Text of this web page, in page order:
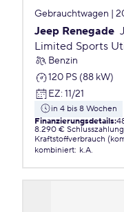
Gebrauchtwagen |
Jeep Renegade
Limited Sports
Benzin
120 PS (88 kW)
EZ: 11/21
in 4 bis 8 Wochen
Finanzierungsdetails:
8.290 € Schlusszahlung
Kraftstoffverbrauch
kombiniert: k.A.